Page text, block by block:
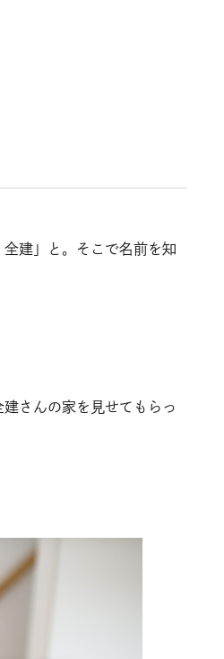
建」と。そこで名前を知
さんの家を見せてもらっ